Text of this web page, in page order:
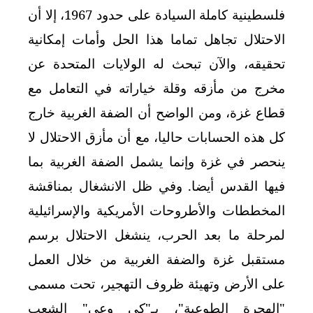
فلسطينية كاملة السيادة على حدود 1967، إلا أن
الاحتلال تجاهل تماما هذا الحل وأمات إمكانية
تحقيقه، والآن تبحث له الولايات المتحدة عن
مخرج من مأزقه وقلة خياراته في التعامل مع
قطاع غزة، ومن الواضح أن الضفة الغربية خارج
كل هذه الحسابات حاليا، مع أن مأزق الاحتلال لا
ينحصر في غزة وإنما يشمل الضفة الغربية بما
فيها القدس أيضا. وفي ظل الانشغال بمناقشة
المخططات والأطروحات الأمريكية والإسرائيلية
لمرحلة ما بعد الحرب، ينشغل الاحتلال برسم
مستقبل غزة والضفة الغربية من خلال العمل
على الأرض وتهيئة ظروف التهجير، تحت مسمى
"الهجرة الطوعية"، بـ"كي وعي" الشعب